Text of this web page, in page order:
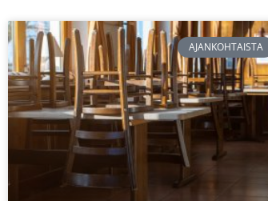
AJANKOHTAISTA